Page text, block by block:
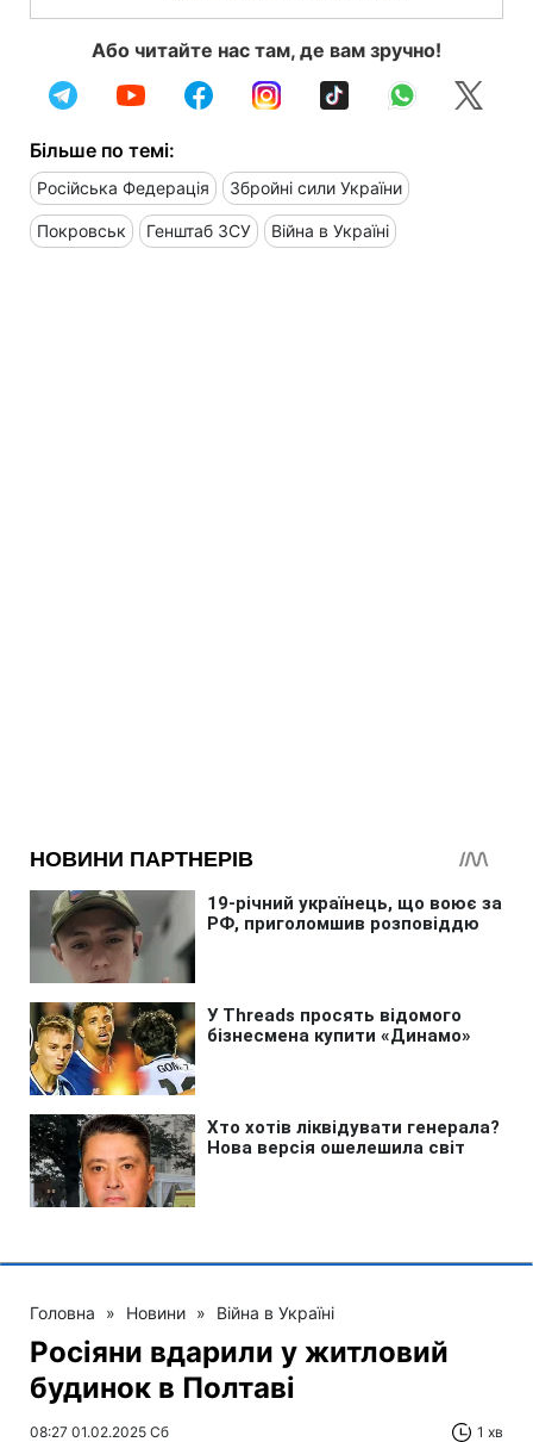
Або читайте нас там, де вам зручно!
Більше по темі:
Російська Федерація Збройні сили України
Покровськ Генштаб ЗСУ Війна в Україні
Головна » Новини » Війна в Україні
Росіяни вдарили у житловий
будинок в Полтаві
08:27 01.02.2025 Сб 1 хв